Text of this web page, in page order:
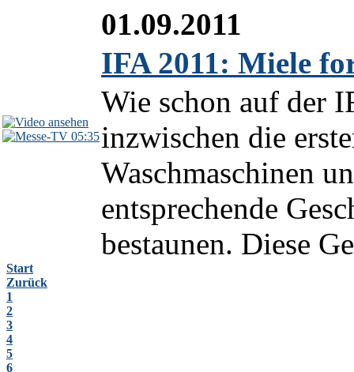
05:35
01.09.2011
IFA 2011: Miele
Wie schon auf der
inzwischen die
Waschmaschinen
entsprechende
bestaunen. Diese
Start
Zurück
1
2
3
4
5
6